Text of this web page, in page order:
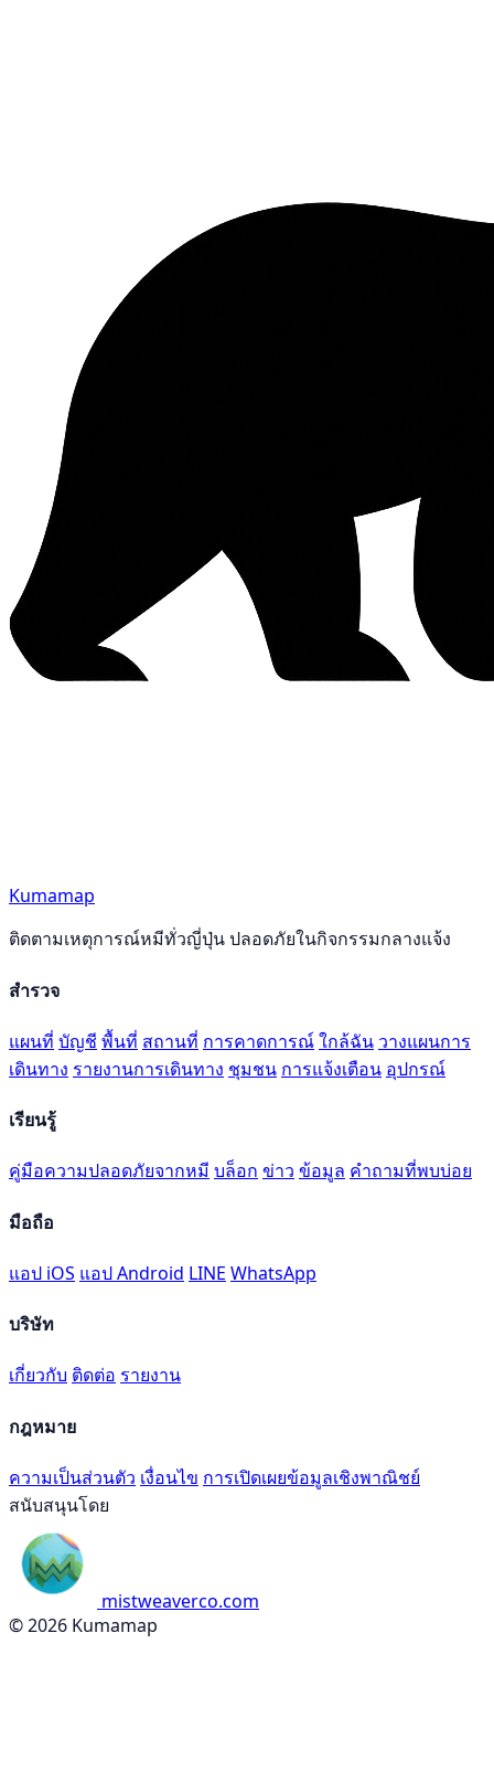
Kumamap
ติดตามเหตุการณ์หมีทั่วญี่ปุ่น ปลอดภัยในกิจกรรมกลางแจ้ง
สำรวจ
แผนที่ บัญชี พื้นที่ สถานที่ การคาดการณ์ใกล้ฉัน วางแผนการ
เดินทาง รายงานการเดินทาง ชุมชน การแจ้งเตือน อุปกรณ์
เรียนรู้
คู่มือความปลอดภัยจากหมี บล็อก ข่าว ข้อมูล คำถามที่พบบ่อย
มือถือ
แอป iOS แอป Android LINE WhatsApp
บริษัท
เกี่ยวกับ ติดต่อ รายงาน
กฎหมาย
ความเป็นส่วนตัว เงื่อนไข การเปิดเผยข้อมูลเชิงพาณิชย์
สนับสนุนโดย
mistweaverco.com
© 2026 Kumamap